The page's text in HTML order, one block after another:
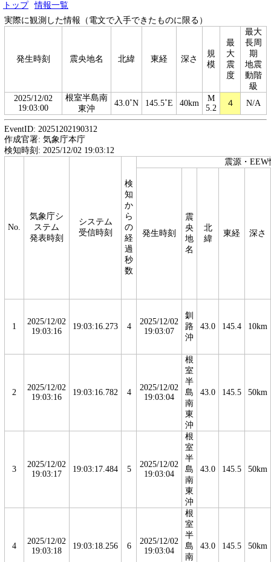
トップ
情報一覧
実際に観測した情報（電文で入手できたものに限る）
発生時刻 震央地名 北緯 東経 深さ
規
模
最
大
震
度
最大
長周
期
地震
動階
級
2025/12/02
19:03:00
根室半島南
東沖
43.0˚N 145.5˚E 40km
M
5.2
４ N/A
EventID: 20251202190312
作成官署: 気象庁本庁
検知時刻: 2025/12/02 19:03:12
No.
気象庁シ
ステム
発表時刻
システム
受信時刻
検
知
か
ら
の
経
過
秒
数
震源・EEW
発生時刻
震
央
地
名
北
緯
東経 深さ
1
2025/12/02
19:03:16
19:03:16.273 4
2025/12/02
19:03:07
釧
路
沖
43.0 145.4 10km
2
2025/12/02
19:03:16
19:03:16.782 4
2025/12/02
19:03:04
根
室
半
島
南
東
沖
43.0 145.5 50km
3
2025/12/02
19:03:17
19:03:17.484 5
2025/12/02
19:03:04
根
室
半
島
南
東
沖
43.0 145.5 50km
4
2025/12/02
19:03:18
19:03:18.256 6
2025/12/02
19:03:04
根
室
半
島
南
43.0 145.5 50km